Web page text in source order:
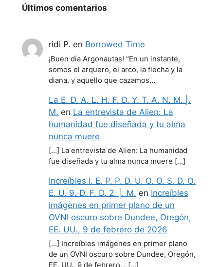
Últimos comentarios
ridi P. en Borrowed Time
¡Buen día Argonautas! "En un instante,
somos el arquero, el arco, la flecha y la
diana, y aquello que cazamos…
La E. D. A. L. H. F. D. Y. T. A. N. M. |.
M. en La entrevista de Alien: La
humanidad fue diseñada y tu alma
nunca muere
[…] La entrevista de Alien: La humanidad
fue diseñada y tu alma nunca muere […]
Increíbles I. E. P. P. D. U. O. O. S. D. O.
E. U. 9. D. F. D. 2. |. M. en Increíbles
imágenes en primer plano de un
OVNI oscuro sobre Dundee, Oregón,
EE. UU., 9 de febrero de 2026
[…] Increíbles imágenes en primer plano
de un OVNI oscuro sobre Dundee, Oregón,
EE. UU., 9 de febrero… […]